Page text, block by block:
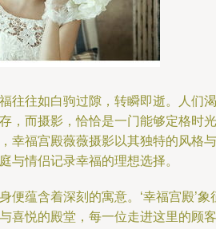
往往如白驹过隙，转瞬即逝。人们渴
，而摄影，恰恰是一门能够定格时光
幸福宫殿薇薇摄影以其独特的风格与
与情侣记录幸福的理想选择。
便蕴含着深刻的寓意。‘幸福宫殿’象
喜悦的殿堂，每一位走进这里的顾客